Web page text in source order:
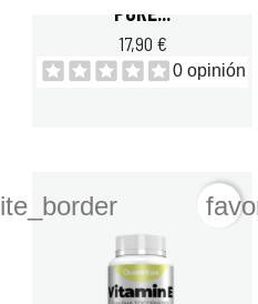
PURE...
17,90 €
0 opinión